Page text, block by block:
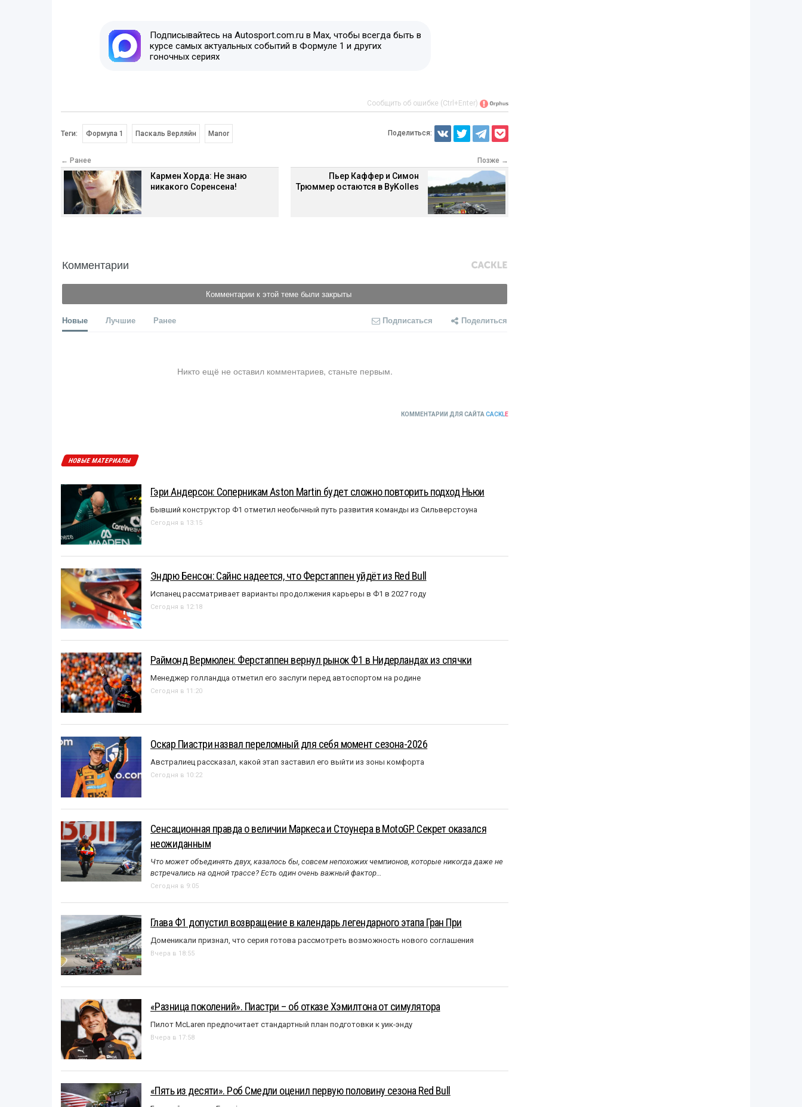
Подписывайтесь на Autosport.com.ru в Max, чтобы всегда быть в
курсе самых актуальных событий в Формуле 1 и других
гоночных сериях
Сообщить об ошибке (Ctrl+Enter)
Теги: Формула 1 Паскаль Верляйн Manor Поделиться:
← Ранее
Кармен Хорда: Не знаю
никакого Соренсена!
Позже →
Пьер Каффер и Симон
Трюммер остаются в ByKolles
Комментарии
Комментарии к этой теме были закрыты
Новые Лучшие Ранее Подписаться Поделиться
Никто ещё не оставил комментариев, станьте первым.
КОММЕНТАРИИ ДЛЯ САЙТА CACKLE
НОВЫЕ МАТЕРИАЛЫ
Гэри Андерсон: Соперникам Aston Martin будет сложно повторить подход Ньюи
Бывший конструктор Ф1 отметил необычный путь развития команды из Сильверстоуна
Сегодня в 13:15
Эндрю Бенсон: Сайнс надеется, что Ферстаппен уйдёт из Red Bull
Испанец рассматривает варианты продолжения карьеры в Ф1 в 2027 году
Сегодня в 12:18
Раймонд Вермюлен: Ферстаппен вернул рынок Ф1 в Нидерландах из спячки
Менеджер голландца отметил его заслуги перед автоспортом на родине
Сегодня в 11:20
Оскар Пиастри назвал переломный для себя момент сезона-2026
Австралиец рассказал, какой этап заставил его выйти из зоны комфорта
Сегодня в 10:22
Сенсационная правда о величии Маркеса и Стоунера в MotoGP. Секрет оказался
неожиданным
Что может объединять двух, казалось бы, совсем непохожих чемпионов, которые никогда даже не
встречались на одной трассе? Есть один очень важный фактор…
Сегодня в 9:05
Глава Ф1 допустил возвращение в календарь легендарного этапа Гран При
Доменикали признал, что серия готова рассмотреть возможность нового соглашения
Вчера в 18:55
«Разница поколений». Пиастри – об отказе Хэмилтона от симулятора
Пилот McLaren предпочитает стандартный план подготовки к уик-энду
Вчера в 17:58
«Пять из десяти». Роб Смедли оценил первую половину сезона Red Bull